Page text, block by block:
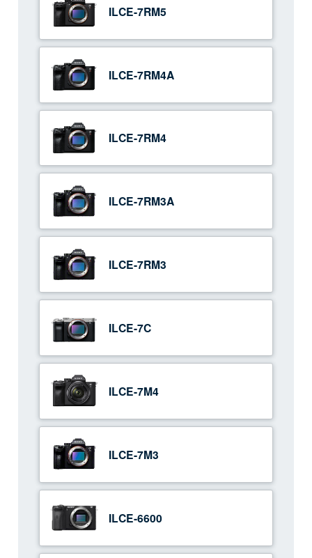
ILCE-7RM5
ILCE-7RM4A
ILCE-7RM4
ILCE-7RM3A
ILCE-7RM3
ILCE-7C
ILCE-7M4
ILCE-7M3
ILCE-6600